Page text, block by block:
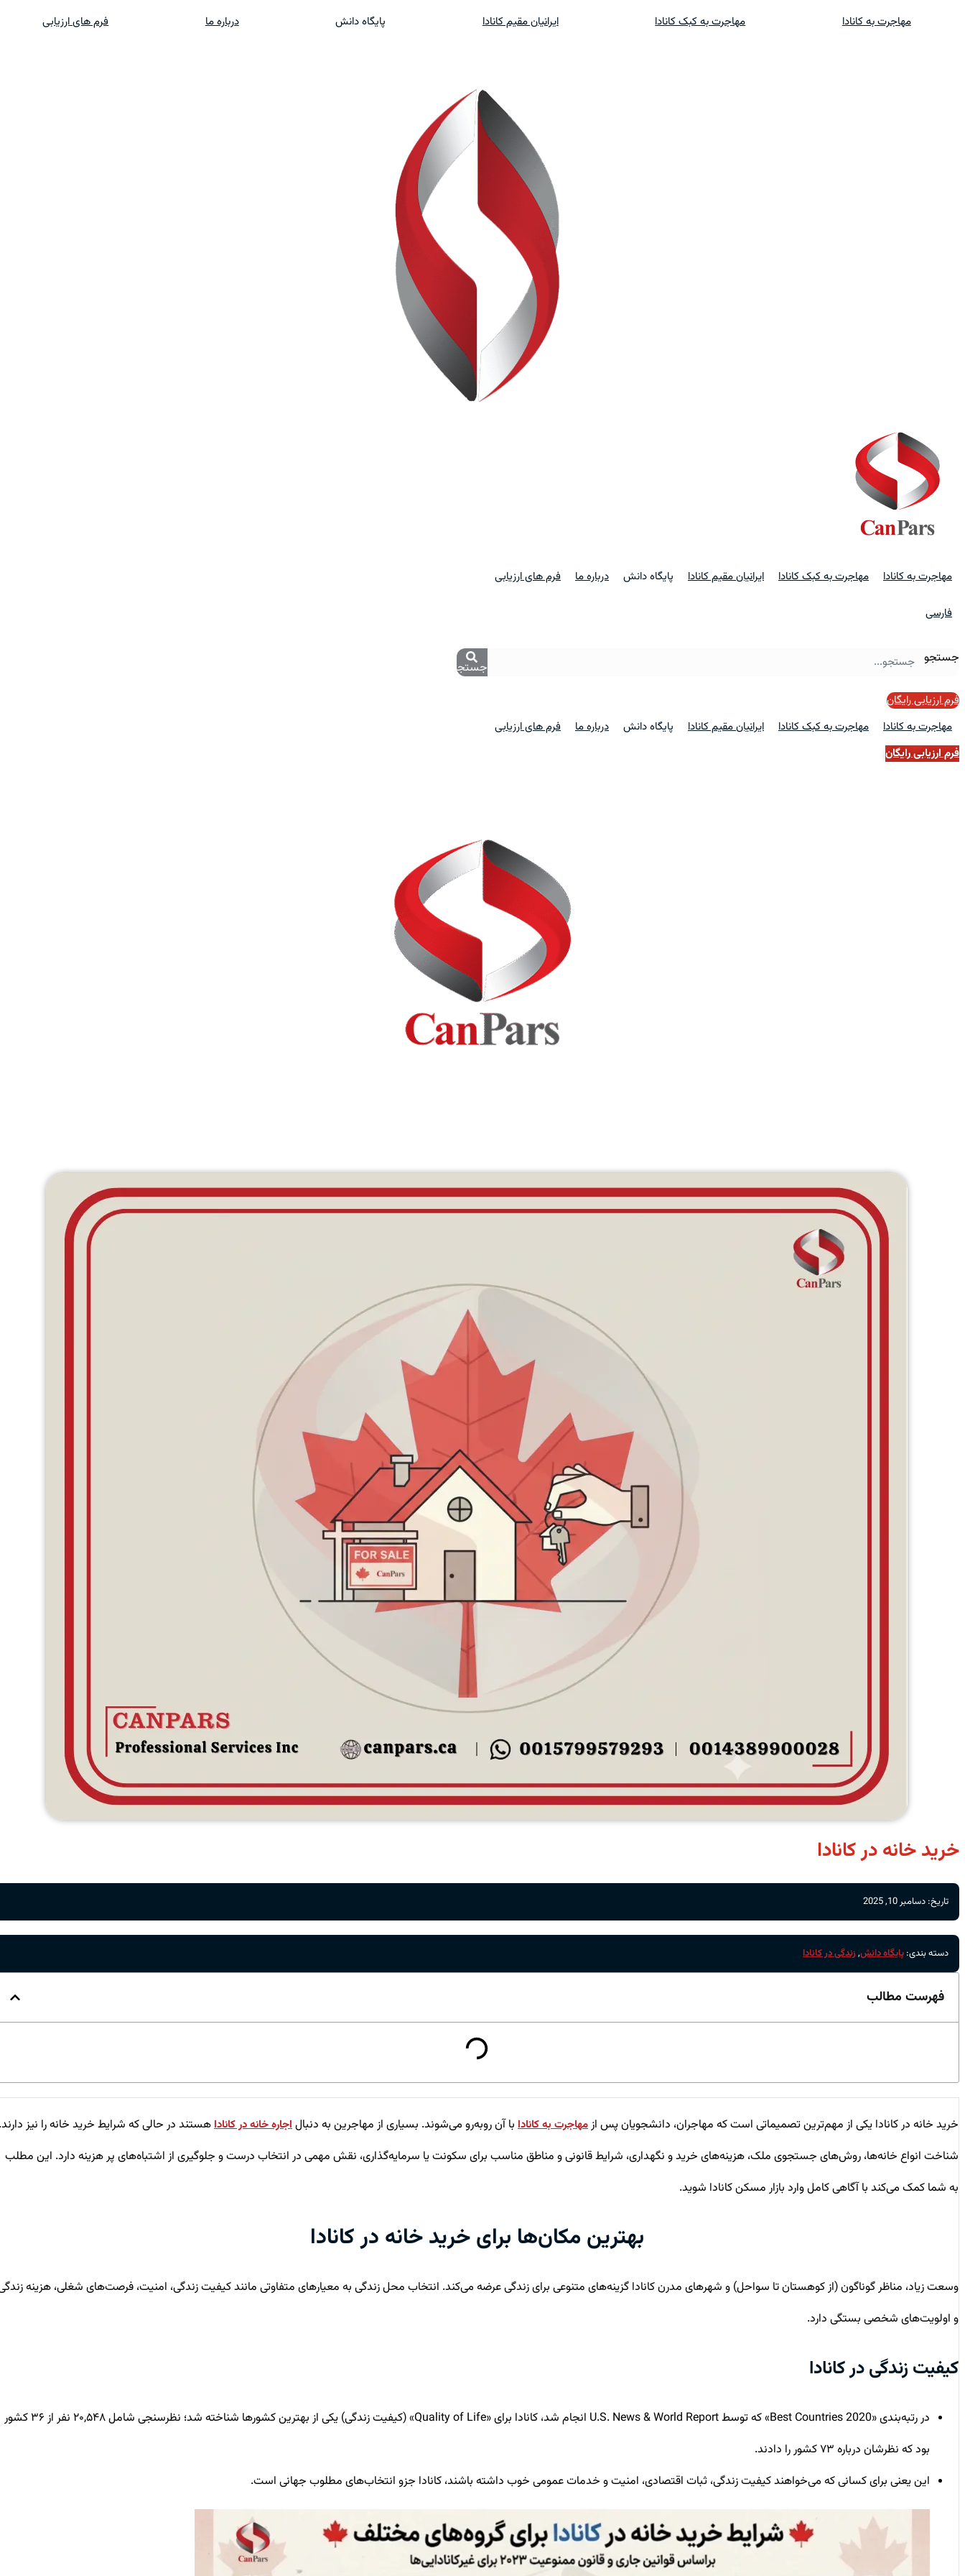
مهاجرت به کانادا مهاجرت به کبک کانادا ایرانیان مقیم کانادا پایگاه دانش درباره ما فرم های ارزیابی
مهاجرت به کانادا مهاجرت به کبک کانادا ایرانیان مقیم کانادا پایگاه دانش درباره ما فرم های ارزیابی
فارسی
جستجو
جستجو
فرم ارزیابی رایگان
مهاجرت به کانادا
مهاجرت به کبک کانادا ایرانیان مقیم کانادا پایگاه دانش درباره ما
فرم های ارزیابی
فرم ارزیابی رایگان
خرید خانه در کانادا
تاریخ: دسامبر 10, 2025
دسته بندی: پایگاه دانش,زندگی در کانادا
فهرست مطالب
خرید خانه در کانادا یکی از مهم‌ترین تصمیماتی است که مهاجران، دانشجویان پس ازمهاجرت به کانادا با آن روبه‌رو می‌شوند. بسیاری از مهاجرین به دنبالاجاره خانه در کاناداهستند در حالی که شرایط خرید خانه را نیز
شناخت انواع خانه‌ها، روش‌های جستجوی ملک، هزینه‌های خرید و نگهداری، شرایط قانونی و مناطق مناسب برای سکونت یا سرمایه‌گذاری، نقش مهمی در انتخاب درست و جلوگیری از اشتباه‌های پر هزینه دارد. این مطلب
به شما کمک می‌کند با آگاهی کامل وارد بازار مسکن کانادا شوید.
بهترین مکان‌ها برای خرید خانه در کانادا
وسعت زیاد، مناظر گوناگون (از کوهستان تا سواحل) و شهرهای مدرن کانادا گزینه‌های متنوعی برای زندگی عرضه می‌کند. انتخاب محل زندگی به معیارهای متفاوتی مانند کیفیت زندگی، امنیت، فرصت‌های شغلی، هزینه
و اولویت‌های شخصی بستگی دارد.
کیفیت زندگی در کانادا
در رتبه‌بندی «Best Countries 2020» که توسط U.S. News & World Report انجام شد، کانادا برای «Quality of Life» (کیفیت زندگی) یکی از بهترین کشورها شناخته شد؛ نظرسنجی شامل ۲۰,۵۴۸ نفر از ۳۶ کشور
بود که نظرشان درباره ۷۳ کشور را دادند.
این یعنی برای کسانی که می‌خواهند کیفیت زندگی، ثبات اقتصادی، امنیت و خدمات عمومی خوب داشته باشند، کانادا جزو انتخاب‌های مطلوب جهانی است.